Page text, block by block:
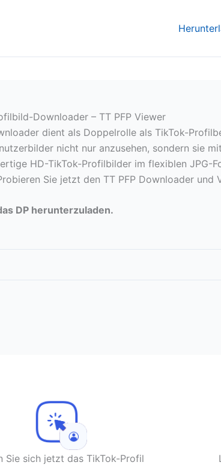
Downloader – TT PFP Viewer
dient als Doppelrolle als TikTok-
nicht nur anzusehen, sondern sie
HD-TikTok-Profilbilder im flexiblen JPG-
Sie jetzt den TT PFP Downloader und
DP herunterzuladen.
Sie sich jetzt das TikTok-Profil